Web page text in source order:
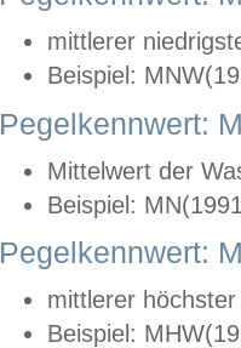
mittlerer
Beispiel:
Pegelkennwert:
Mittelwert der
Beispiel:
Pegelkennwert:
mittlerer
Beispiel: